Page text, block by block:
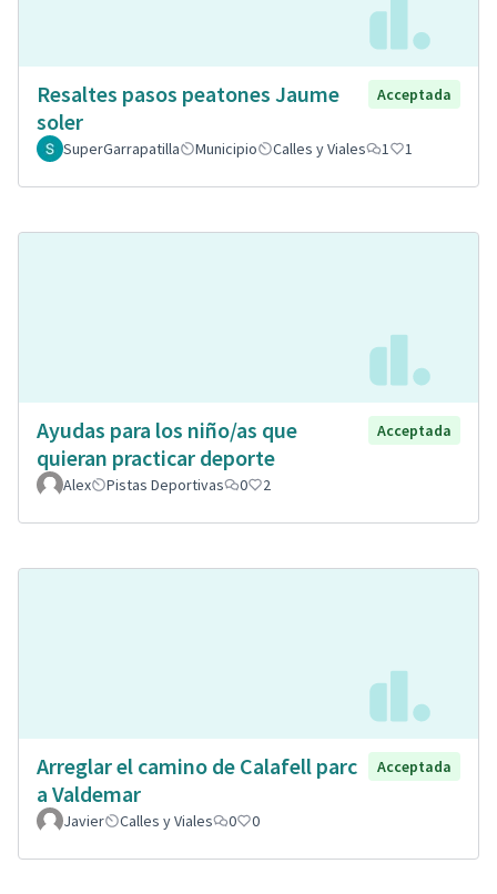
Resaltes pasos peatones Jaume
soler
Acceptada
SuperGarrapatilla Municipio Calles y Viales 1 1
Ayudas para los niño/as que
quieran practicar deporte
Acceptada
Alex Pistas Deportivas 0 2
Arreglar el camino de Calafell parc
a Valdemar
Acceptada
Javier Calles y Viales 0 0